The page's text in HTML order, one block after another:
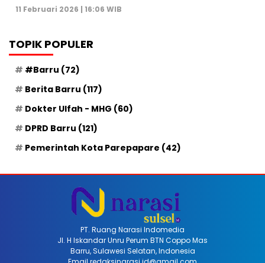
11 Februari 2026 | 16:06 WIB
TOPIK POPULER
#Barru (72)
Berita Barru (117)
Dokter Ulfah - MHG (60)
DPRD Barru (121)
Pemerintah Kota Parepapare (42)
PT. Ruang Narasi Indomedia
Jl. H Iskandar Unru Perum BTN Coppo Mas
Barru, Sulawesi Selatan, Indonesia